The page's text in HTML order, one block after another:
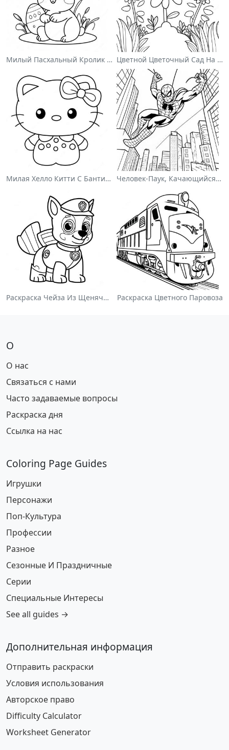
Милый Пасхальный Кролик На Раскраске Цветной Цветочный Сад На Раскраске
Милая Хелло Китти С Бантиком - Раскраска Человек-Паук, Качающийся По Городу - Раскраска
Раскраска Чейза Из Щенячьего Патруля Раскраска Цветного Паровоза
О
О нас
Связаться с нами
Часто задаваемые вопросы
Раскраска дня
Ссылка на нас
Coloring Page Guides
Игрушки
Персонажи
Поп-Культура
Профессии
Разное
Сезонные И Праздничные
Серии
Специальные Интересы
See all guides →
Дополнительная информация
Отправить раскраски
Условия использования
Авторское право
Difficulty Calculator
Worksheet Generator